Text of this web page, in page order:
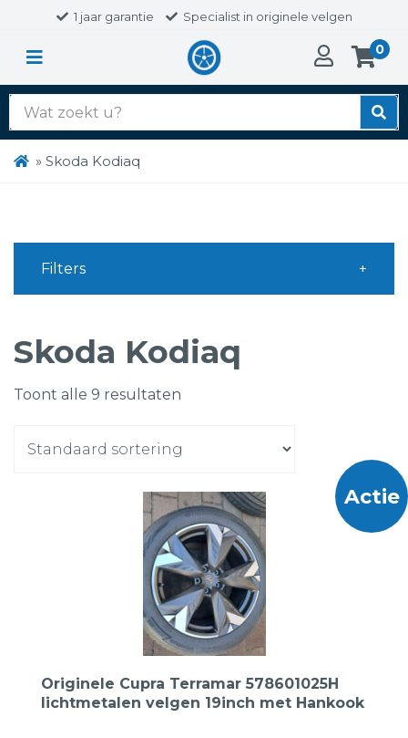
1 jaar garantie Specialist in originele velgen
0
Zoek
naar:
» Skoda Kodiaq
Skoda Kodiaq
Toont alle 9 resultaten
Actie
Originele Cupra Terramar 578601025H
lichtmetalen velgen 19inch met Hankook
Filters